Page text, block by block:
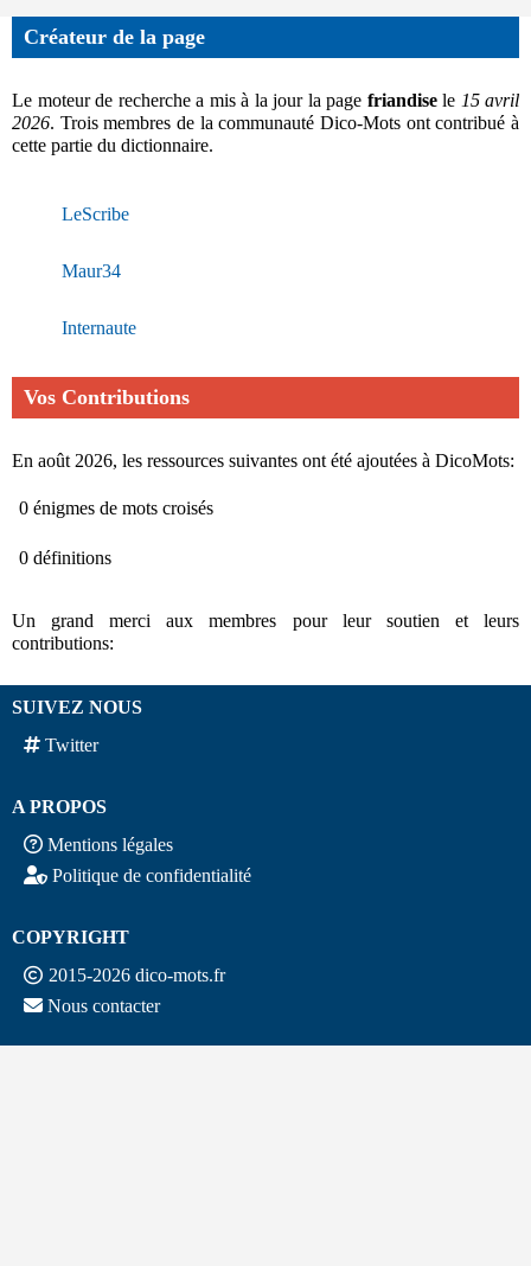
Créateur de la page
Le moteur de recherche a mis à la jour la page friandisele 15 avril
2026. Trois membres de la communauté Dico-Mots ont contribué à
cette partie du dictionnaire.
LeScribe
Maur34
Internaute
Vos Contributions
En août 2026, les ressources suivantes ont été ajoutées à DicoMots:
0 énigmes de mots croisés
0 définitions
Un grand merci aux membres pour leur soutien et leurs
contributions:
SUIVEZ NOUS
Twitter
A PROPOS
Mentions légales
Politique de confidentialité
COPYRIGHT
2015-2026 dico-mots.fr
Nous contacter